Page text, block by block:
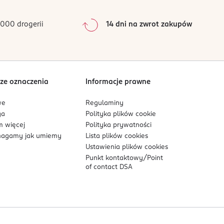
Wegańska, hipoalergiczna i bez
na miejsce na skórze, które potrzebują
poza zasięgiem dzieci. Nie stosować na
drogerii 14 dni na zwrot zakupów
oznaczenia
więcej
jak umiemy
Informacje prawne
Regulaminy
Polityka plikówcookie
Polityka prywatności
Lista plikówcookies
Ustawienia plikówcookies
Punkt kontaktowy/ Point
of contact DSA